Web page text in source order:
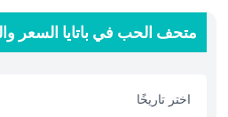
يوفر منتزه فن الحب في باتايا مساحة
أنت ومن تحب استكشاف أساليب ومواضيع
الكلاسيكي إلى التصاميم الحديثة
متحف الحب في باتايا السعر
اختر تاريخًا